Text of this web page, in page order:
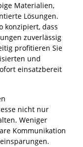
Materialien,
Lösungen.
konzipiert, dass
zuverlässig
profitieren Sie
und
einsatzbereit
nicht nur
Weniger
Kommunikation